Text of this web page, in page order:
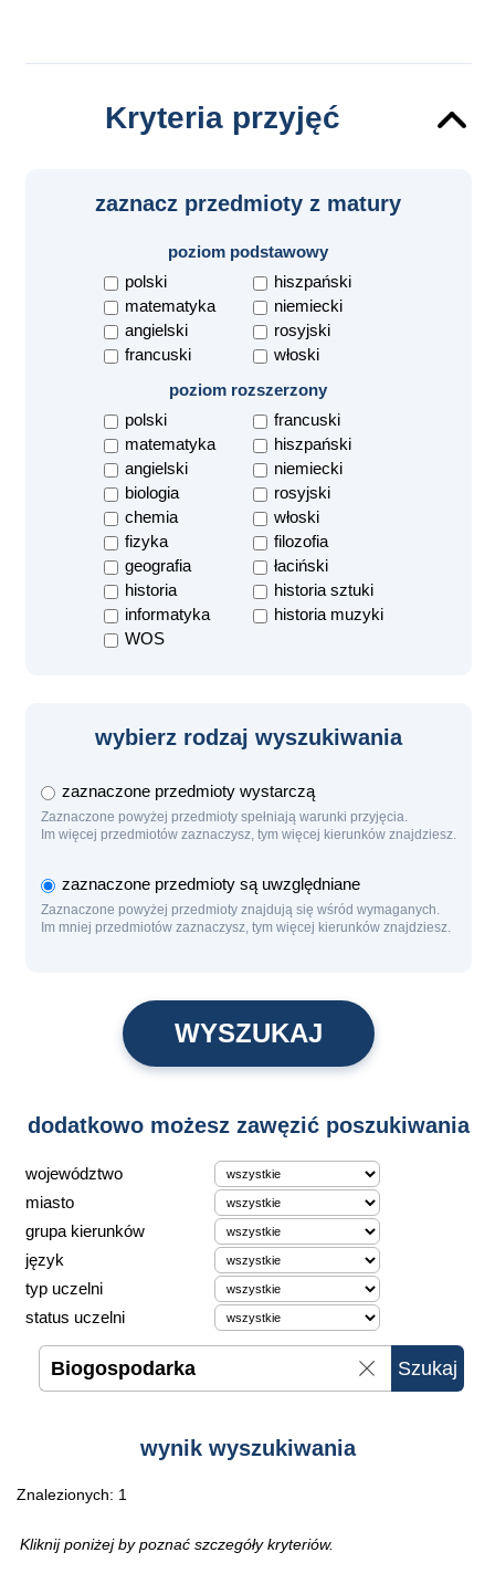
Kryteria przyjęć
zaznacz przedmioty z matury
poziom podstawowy
polski
matematyka
angielski
francuski
hiszpański
niemiecki
rosyjski
włoski
poziom rozszerzony
polski
matematyka
angielski
biologia
chemia
fizyka
geografia
historia
informatyka
WOS
francuski
hiszpański
niemiecki
rosyjski
włoski
filozofia
łaciński
historia sztuki
historia muzyki
wybierz rodzaj wyszukiwania
zaznaczone przedmioty wystarczą
Zaznaczone powyżej przedmioty spełniają warunki przyjęcia.
Im więcej przedmiotów zaznaczysz, tym więcej kierunków znajdziesz.
zaznaczone przedmioty są uwzględniane
Zaznaczone powyżej przedmioty znajdują się wśród wymaganych.
Im mniej przedmiotów zaznaczysz, tym więcej kierunków znajdziesz.
dodatkowo możesz zawęzić poszukiwania
województwo
miasto
grupa kierunków
język
typ uczelni
status uczelni
wynik wyszukiwania
Znalezionych: 1
Kliknij poniżej by poznać szczegóły kryteriów.